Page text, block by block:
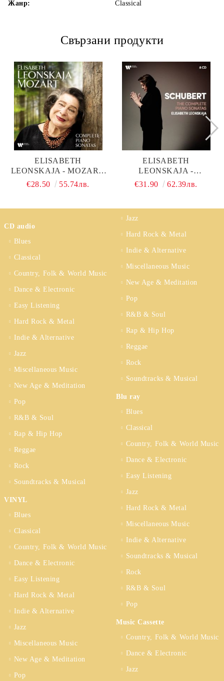
Жанр: Classical
Свързани продукти
ELISABETH
LEONSKAJA - MOZART:
COMPLETE PIANO
€28.50 55.74лв.
ELISABETH
LEONSKAJA -
SCHUBERT: THE
FANTASY (8CD BOX)
€31.90 62.39лв.
CD audio
Blues
Classical
Country, Folk & World Music
Dance & Electronic
Easy Listening
Hard Rock & Metal
Indie & Alternative
Jazz
Miscellaneous Music
New Age & Meditation
Pop
R&B & Soul
Rap & Hip Hop
Reggae
Rock
Soundtracks & Musical
VINYL
Blues
Classical
Country, Folk & World Music
Dance & Electronic
Easy Listening
Hard Rock & Metal
Indie & Alternative
Jazz
Miscellaneous Music
New Age & Meditation
Pop
Jazz
Hard Rock & Metal
Indie & Alternative
Miscellaneous Music
New Age & Meditation
Pop
R&B & Soul
Rap & Hip Hop
Reggae
Rock
Soundtracks & Musical
Blu ray
Blues
Classical
Country, Folk & World Music
Dance & Electronic
Easy Listening
Jazz
Hard Rock & Metal
Miscellaneous Music
Indie & Alternative
Soundtracks & Musical
Rock
R&B & Soul
Pop
Music Cassette
Country, Folk & World Music
Dance & Electronic
Jazz